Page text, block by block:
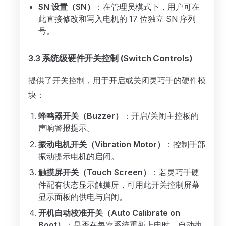
SN 设置（SN）
：在管理员模式下，用户可在
此直接修改和写入电机的 17 位独立 SN 序列
号。
3.3 系统级硬件开关控制 (Switch Controls)
提供了开关控制，用于开启或关闭灵巧手的硬件模
块：
蜂鸣器开关（Buzzer）
：开启/关闭主控板的
声响警报提示。
振动电机开关（Vibration Motor）
：控制手部
振动提示电机的启闭。
触摸屏开关（Touch Screen）
：若灵巧手硬
件配有状态显示触摸屏，可用此开关控制屏幕
显示面板的供电与启闭。
开机自动校准开关（Auto Calibrate on